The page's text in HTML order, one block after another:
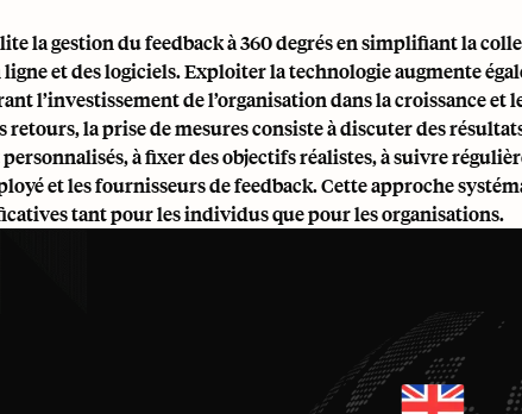
la gestion du feedback à 360 degrés en simplifiant la
et des logiciels. Exploiter la technologie augmente
l’investissement de l’organisation dans la croissance et
retours, la prise de mesures consiste à discuter des
à fixer des objectifs réalistes, à suivre
et les fournisseurs de feedback. Cette approche
tant pour les individus que pour les organisations.